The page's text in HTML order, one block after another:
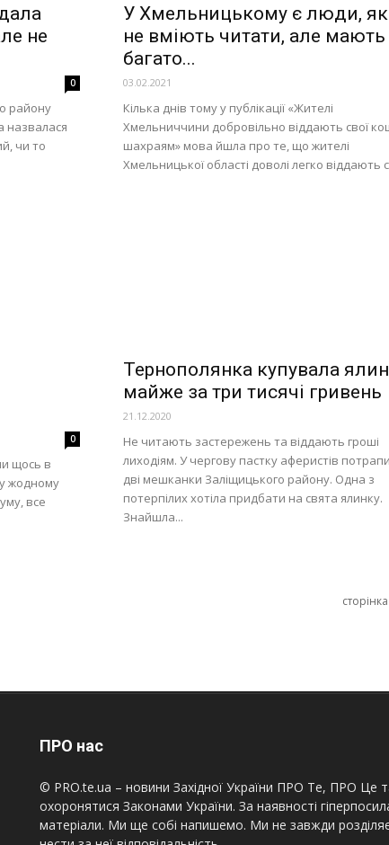
не
0
району
назвалася
чи то
У Хмельницькому є люди,
не вміють читати, але мають
багато...
03.02.2021
Кілька днів тому у публікації «Жителі
Хмельниччини добровільно віддають свої
шахраям» мова йшла про те, що жителі
Хмельницької області доволі легко віддають
0
щось в
у жодному
все
Тернополянка купувала
майже за три тисячі гривень
21.12.2020
Не читають застережень та віддають гроші
лиходіям. У чергову пастку аферистів
дві мешканки Заліщицького району. Одна з
потерпілих хотіла придбати на свята ялинку.
Знайшла...
ПРО нас
© PRO.te.ua – новини Західної України ПРО Те, ПРО Це
охоронятися Законами України. За наявності
матеріали. Ми ще собі напишемо. Ми не завжди